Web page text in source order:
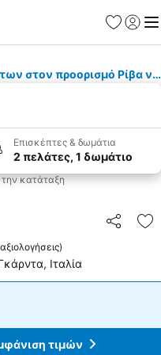
στον προορισμό Ρίβα
Επισκέπτες & δωμάτια
2 πελάτες, 1 δωμάτιο
κατάταξη
)
Ιταλία
τιμών